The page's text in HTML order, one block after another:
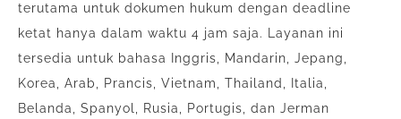
terutama untuk dokumen hukum dengan deadline
ketat hanya dalam waktu 4 jam saja. Layanan ini
tersedia untuk bahasa Inggris, Mandarin, Jepang,
Korea, Arab, Prancis, Vietnam, Thailand, Italia,
Belanda, Spanyol, Rusia, Portugis, dan Jerman